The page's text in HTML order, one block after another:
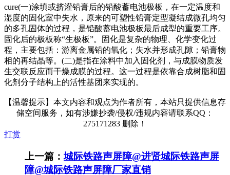
cure(一)涂填或挤灌铅膏后的铅酸蓄电池极板，在一定温度和
湿度的固化室中失水，原来的可塑性铅膏定型凝结成微孔均匀
的多孔固体的过程，是铅酸蓄电池极板最后成型的重要工序。
固化后的极板称“生极板”。固化是复杂的物理、化学变化过
程，主要包括：游离金属铅的氧化；失水并形成孔隙；铅膏物
相的再结晶等。(二)是指在涂料中加入固化剂，与成膜物质发
生交联反应而干燥成膜的过程。这一过程是依靠合成树脂和固
化剂分子结构上的活性基团来实现的。
【温馨提示】本文内容和观点为作者所有，本站只提供信息存
储空间服务，如有涉嫌抄袭/侵权/违规内容请联系QQ：
275171283 删除！
打赏
上一篇：城际铁路声屏障@进贤城际铁路声屏
障@城际铁路声屏障厂家直销